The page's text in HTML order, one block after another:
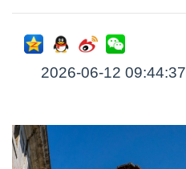
2026-06-12 09:44:37